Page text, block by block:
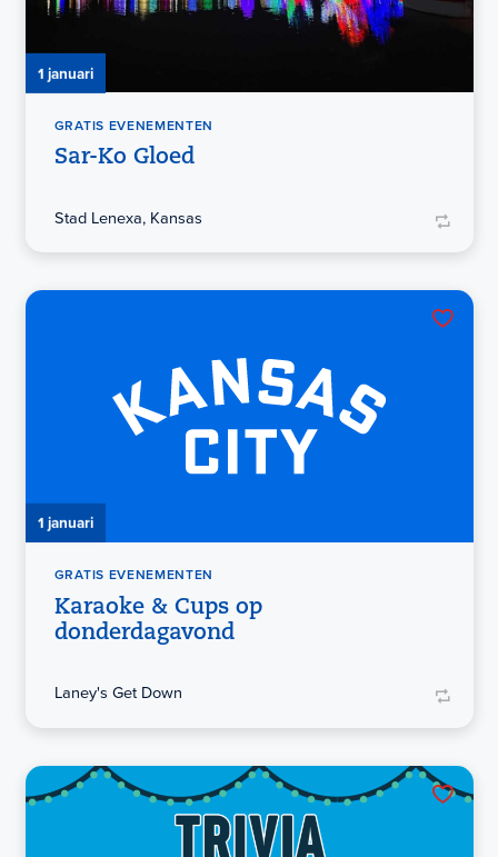
1 januari
GRATIS EVENEMENTEN
Sar-Ko Gloed
Stad Lenexa, Kansas
1 januari
GRATIS EVENEMENTEN
Karaoke & Cups op
donderdagavond
Laney's Get Down